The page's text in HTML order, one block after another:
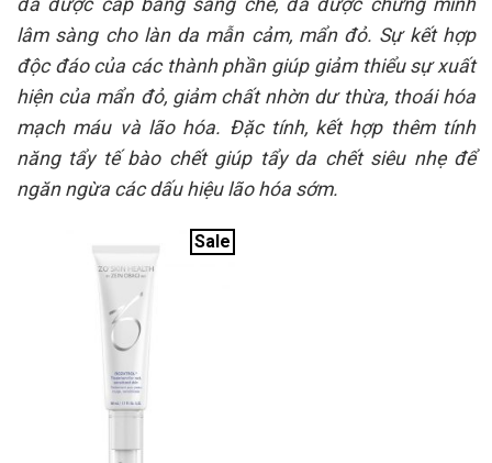
lâm sàng cho làn da mẫn cảm, mẩn đỏ. Sự kết hợp
độc đáo của các thành phần giúp giảm thiểu sự xuất
hiện của mẩn đỏ, giảm chất nhờn dư thừa, thoái hóa
mạch máu và lão hóa. Đặc tính, kết hợp thêm tính
năng tẩy tế bào chết giúp tẩy da chết siêu nhẹ để
ngăn ngừa các dấu hiệu lão hóa sớm.
Sale